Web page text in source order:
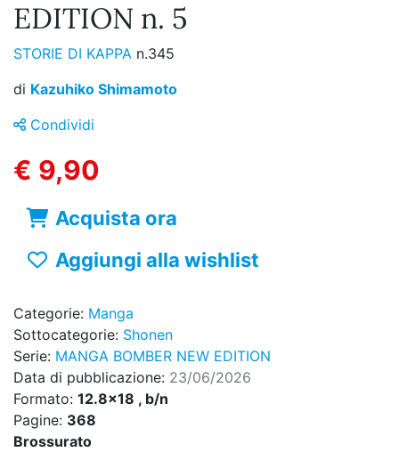
EDITION n. 5
STORIE DI KAPPA n.345
di Kazuhiko Shimamoto
Condividi
€ 9,90
Acquista ora
Aggiungi alla wishlist
Categorie: Manga
Sottocategorie: Shonen
Serie: MANGA BOMBER NEW EDITION
Data di pubblicazione: 23/06/2026
Formato: 12.8x18 , b/n
Pagine: 368
Brossurato